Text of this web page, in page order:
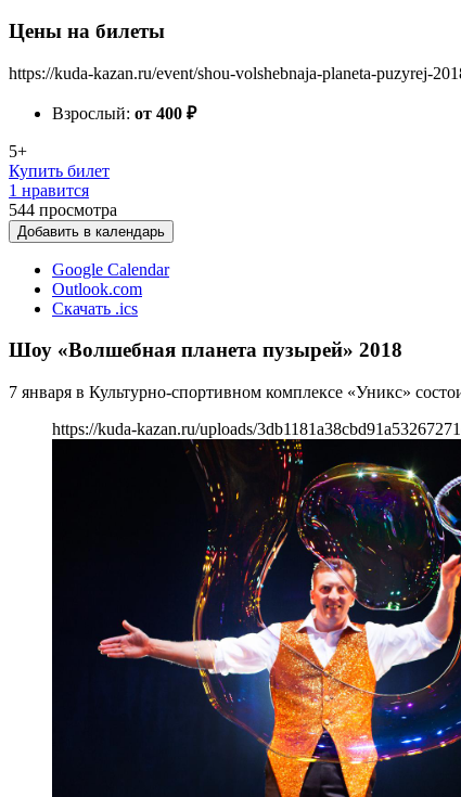
Цены на билеты
https://kuda-kazan.ru/event/shou-volshebnaja-planeta-puzyrej-
Взрослый: от 400 ₽
5+
Купить билет
1 нравится
544 просмотра
Добавить в календарь
Google Calendar
Outlook.com
Скачать .ics
Шоу «Волшебная планета пузырей» 2018
7 января в Культурно-спортивном комплексе «Уникс»
https://kuda-kazan.ru/uploads/